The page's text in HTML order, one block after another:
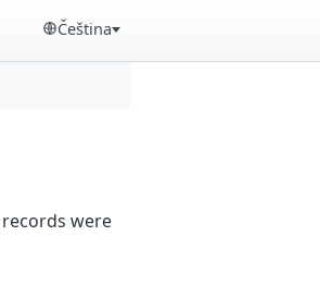
Čeština
were